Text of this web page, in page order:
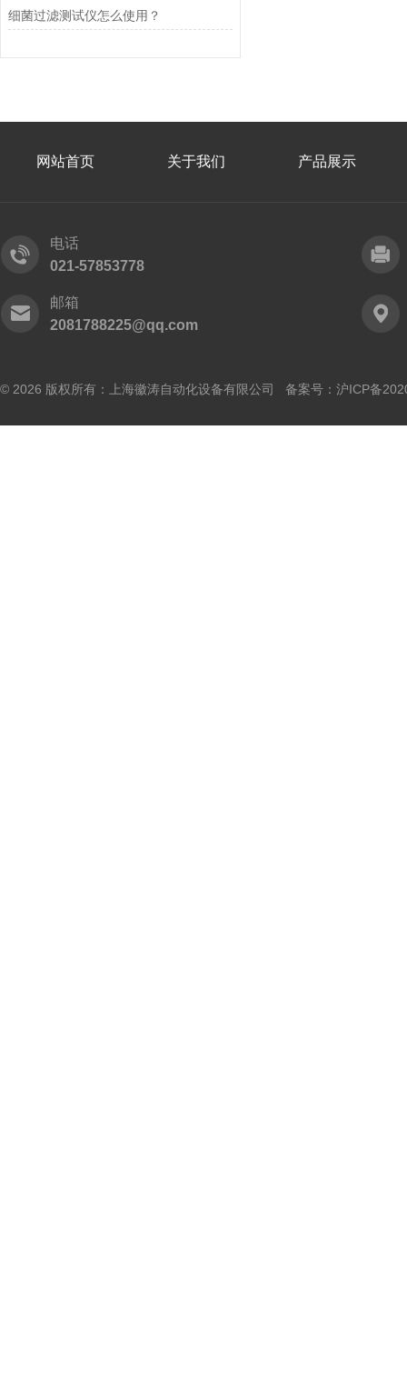
细菌过滤测试仪怎么使用？
网站首页 关于我们 产品展示
电话
021-57853778
邮箱
2081788225@qq.com
© 2026 版权所有：上海徽涛自动化设备有限公司 备案号： 沪ICP备